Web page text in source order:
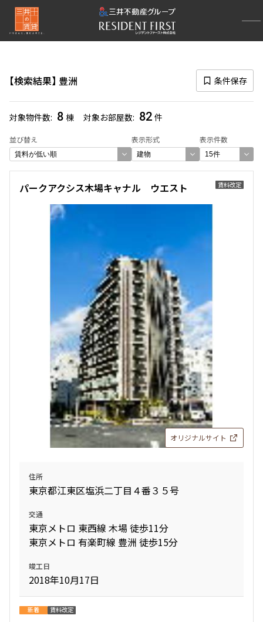
検索結果 豊洲 条件保存
対象物件数 8 棟 対象お部屋数 82 件
並び替え 表示形式 表示件数
再検索ナビゲーション
選択中の路線
有楽町線
(400)
選択中の駅
豊洲
(82)
選び方を変更する
検索対象お部屋数
82
お部屋を再検索
検索結果の絞り込み
〜
管理費/共益費含む
礼金なし
敷金なし
礼金１ヶ月以下
フリーレント付き
1R〜1K
2LDK
3LDK
4LDK〜
賃料改定
パークアクシス木場キャナル ウエスト
オリジナルサイト
住所
東京都江東区塩浜二丁目４番３５号
交通
東京メトロ 東西線 木場 徒歩11分
東京メトロ 有楽町線 豊洲 徒歩15分
竣工日
2018年10月17日
新着 賃料改定